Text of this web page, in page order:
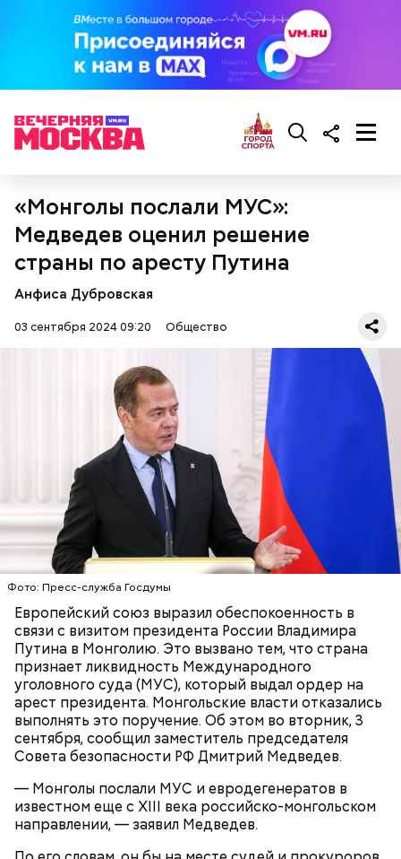
«Монголы послали МУС»:
Медведев оценил решение
страны по аресту Путина
Анфиса Дубровская
03 сентября 2024 09:20 Общество
Фото: Пресс-служба Госдумы
Европейский союз выразил обеспокоенность в
связи с визитом президента России Владимира
Путина в Монголию. Это вызвано тем, что страна
признает ликвидность Международного
уголовного суда (МУС), который выдал ордер на
арест президента. Монгольские власти отказались
выполнять это поручение. Об этом во вторник, 3
сентября, сообщил заместитель председателя
Совета безопасности РФ Дмитрий Медведев.
— Монголы послали МУС и евродегенератов в
известном еще с XIII века российско-монгольском
направлении, — заявил Медведев.
Ингредиенты:
растительное масло;
Терапевт Кондрахин назвал
выводят токсины из организма
Ранние плоды, по словам врача, лучше не есть:
беременным, кормящим женщинам;
людям с ослабленной иммунной системой;
— Там может содержаться огромное количество
нитратов, которое вызовет головокружение,
гипоксию и ухудшение физического состояния, —
Чистит сосуды и защищает от
рака: чем полезен кресс-салат